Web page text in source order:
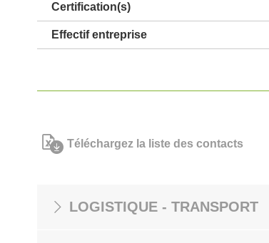
Certification(s)
Effectif entreprise
Téléchargez la liste des contacts
LOGISTIQUE - TRANSPORT